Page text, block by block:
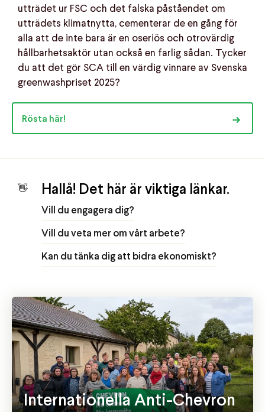
utträdet ur FSC och det falska påståendet om
utträdets klimatnytta, cementerar de en gång för
alla att de inte bara är en oseriös och otrovärdig
hållbarhetsaktör utan också en farlig sådan. Tycker
du att det gör SCA till en värdig vinnare av Svenska
greenwashpriset 2025?
Rösta här!
👋 Hallå! Det här är viktiga länkar.
Vill du engagera dig?
Vill du veta mer om vårt arbete?
Kan du tänka dig att bidra ekonomiskt?
Internationella Anti-Chevron